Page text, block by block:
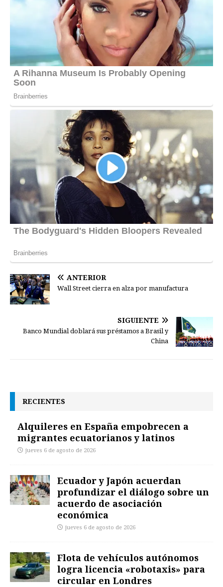
ANTERIOR
Wall Street cierra en alza por manufactura
SIGUIENTE
Banco Mundial doblará sus préstamos a Brasil y
China
RECIENTES
Alquileres en España empobrecen a
migrantes ecuatorianos y latinos
jueves 6 de agosto de 2026
Ecuador y Japón acuerdan
profundizar el diálogo sobre un
acuerdo de asociación
económica
jueves 6 de agosto de 2026
Flota de vehículos autónomos
logra licencia «robotaxis» para
circular en Londres